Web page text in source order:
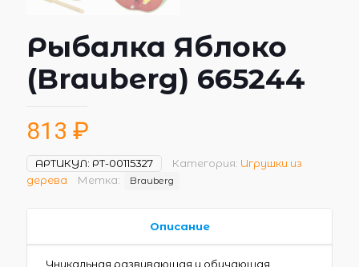
Рыбалка Яблоко
(Brauberg) 665244
813 ₽
АРТИКУЛ: РТ-00115327 Категория: Игрушки из
дерева
Метка: Brauberg
Описание
Уникальная развивающая и обучающая